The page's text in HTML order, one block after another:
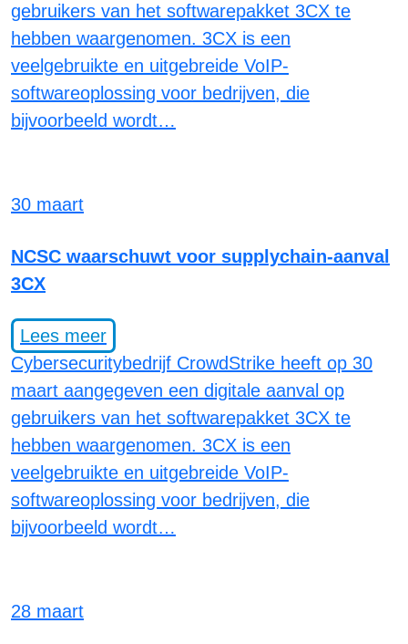
gebruikers van het softwarepakket 3CX te
hebben waargenomen. 3CX is een
veelgebruikte en uitgebreide VoIP-
softwareoplossing voor bedrijven, die
bijvoorbeeld wordt…
30 maart
NCSC waarschuwt voor supplychain-aanval
3CX
Lees meer
Cybersecuritybedrijf CrowdStrike heeft op 30
maart aangegeven een digitale aanval op
gebruikers van het softwarepakket 3CX te
hebben waargenomen. 3CX is een
veelgebruikte en uitgebreide VoIP-
softwareoplossing voor bedrijven, die
bijvoorbeeld wordt…
28 maart